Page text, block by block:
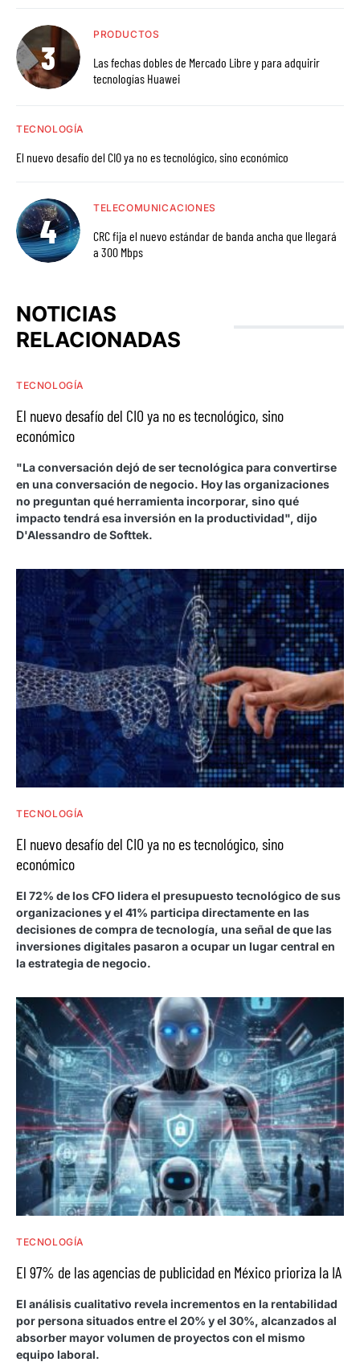
PRODUCTOS
Las fechas dobles de Mercado Libre y para adquirir
tecnologías Huawei
TECNOLOGÍA
El nuevo desafío del CIO ya no es tecnológico, sino económico
TELECOMUNICACIONES
CRC fija el nuevo estándar de banda ancha que llegará
a 300 Mbps
NOTICIAS
RELACIONADAS
TECNOLOGÍA
El nuevo desafío del CIO ya no es tecnológico, sino
económico
"La conversación dejó de ser tecnológica para convertirse
en una conversación de negocio. Hoy las organizaciones
no preguntan qué herramienta incorporar, sino qué
impacto tendrá esa inversión en la productividad", dijo
D'Alessandro de Softtek.
TECNOLOGÍA
El nuevo desafío del CIO ya no es tecnológico, sino
económico
El 72% de los CFO lidera el presupuesto tecnológico de sus
organizaciones y el 41% participa directamente en las
decisiones de compra de tecnología, una señal de que las
inversiones digitales pasaron a ocupar un lugar central en
la estrategia de negocio.
TECNOLOGÍA
El 97% de las agencias de publicidad en México prioriza la IA
El análisis cualitativo revela incrementos en la rentabilidad
por persona situados entre el 20% y el 30%, alcanzados al
absorber mayor volumen de proyectos con el mismo
equipo laboral.